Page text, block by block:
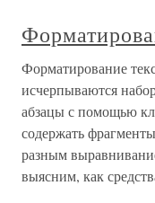
Форматирование
исчерпываются
абзацы с помощью
содержать
разным
выясним, как